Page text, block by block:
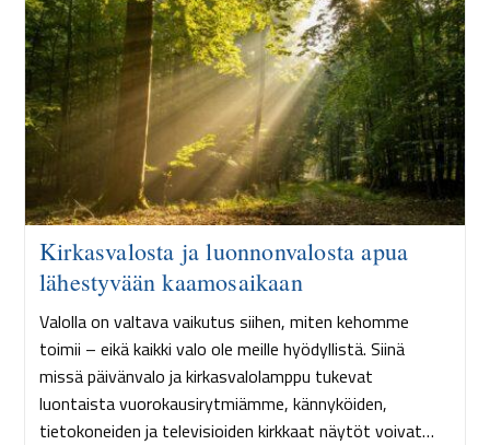
Kirkasvalosta ja luonnonvalosta apua
lähestyvään kaamosaikaan
Valolla on valtava vaikutus siihen, miten kehomme
toimii – eikä kaikki valo ole meille hyödyllistä. Siinä
missä päivänvalo ja kirkasvalolamppu tukevat
luontaista vuorokausirytmiämme, kännyköiden,
tietokoneiden ja televisioiden kirkkaat näytöt voivat…